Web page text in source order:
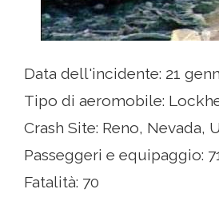
Data dell'incidente: 21
Tipo di aeromobile:
Crash Site: Reno, Nevada,
Passeggeri e equipaggio:
Fatalità: 70